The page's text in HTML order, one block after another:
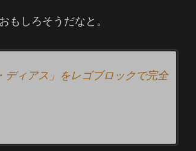
もしろそうだなと。
ィアス」をレゴブロックで完全